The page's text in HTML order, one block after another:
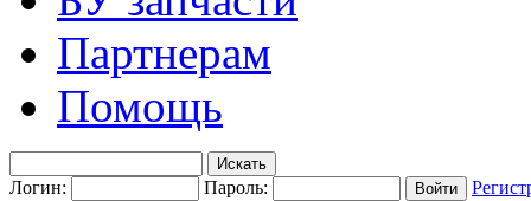
Партнерам
Помощь
Логин: Пароль: